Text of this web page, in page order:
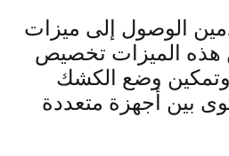
الوصول إلى ميزات
هذه الميزات تخصيص
وتمكين وضع الكشك
بين أجهزة متعددة